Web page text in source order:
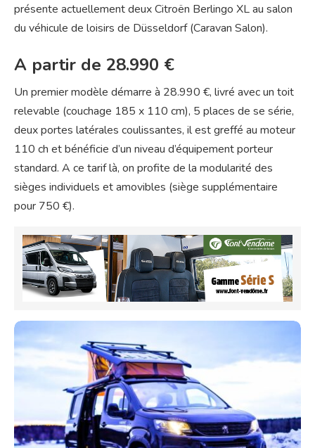
présente actuellement deux Citroën Berlingo XL au salon
du véhicule de loisirs de Düsseldorf (Caravan Salon).
A partir de 28.990 €
Un premier modèle démarre à 28.990 €, livré avec un toit
relevable (couchage 185 x 110 cm), 5 places de se série,
deux portes latérales coulissantes, il est greffé au moteur
110 ch et bénéficie d’un niveau d’équipement porteur
standard. A ce tarif là, on profite de la modularité des
sièges individuels et amovibles (siège supplémentaire
pour 750 €).